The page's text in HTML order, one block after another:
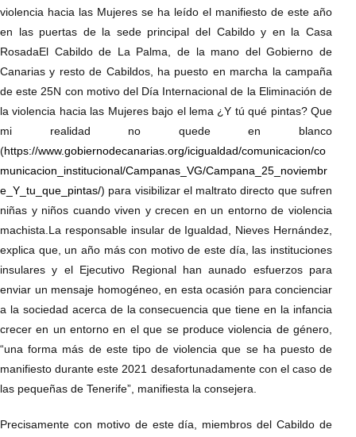
violencia hacia las Mujeres se ha leído el manifiesto de este año
en las puertas de la sede principal del Cabildo y en la Casa
RosadaEl Cabildo de La Palma, de la mano del Gobierno de
Canarias y resto de Cabildos, ha puesto en marcha la campaña
de este 25N con motivo del Día Internacional de la Eliminación de
la violencia hacia las Mujeres bajo el lema ¿Y tú qué pintas? Que
mi realidad no quede en blanco
(https://www.gobiernodecanarias.org/icigualdad/comunicacion/co
municacion_institucional/Campanas_VG/Campana_25_noviembr
e_Y_tu_que_pintas/) para visibilizar el maltrato directo que sufren
niñas y niños cuando viven y crecen en un entorno de violencia
machista.La responsable insular de Igualdad, Nieves Hernández,
explica que, un año más con motivo de este día, las instituciones
insulares y el Ejecutivo Regional han aunado esfuerzos para
enviar un mensaje homogéneo, en esta ocasión para concienciar
a la sociedad acerca de la consecuencia que tiene en la infancia
crecer en un entorno en el que se produce violencia de género,
“una forma más de este tipo de violencia que se ha puesto de
manifiesto durante este 2021 desafortunadamente con el caso de
las pequeñas de Tenerife”, manifiesta la consejera.
Precisamente con motivo de este día, miembros del Cabildo de